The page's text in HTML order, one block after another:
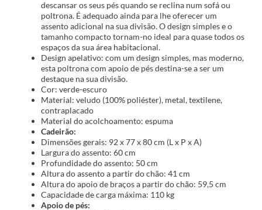
descansar os seus pés quando se reclina num sofá ou
poltrona. É adequado ainda para lhe oferecer um
assento adicional na sua divisão. O design simples e o
tamanho compacto tornam-no ideal para quase todos os
espaços da sua área habitacional.
Design apelativo: com um design simples, mas moderno,
esta poltrona com apoio de pés destina-se a ser um
destaque na sua divisão.
Cor: verde-escuro
Material: veludo (100% poliéster), metal, textilene,
contraplacado
Material do acolchoamento: espuma
Cadeirão:
Dimensões gerais: 92 x 77 x 80 cm (L x P x A)
Largura do assento: 60 cm
Profundidade do assento: 50 cm
Altura do assento a partir do chão: 41 cm
Altura do apoio de braços a partir do chão: 59,5 cm
Capacidade de carga máxima: 110 kg
Apoio de pés: